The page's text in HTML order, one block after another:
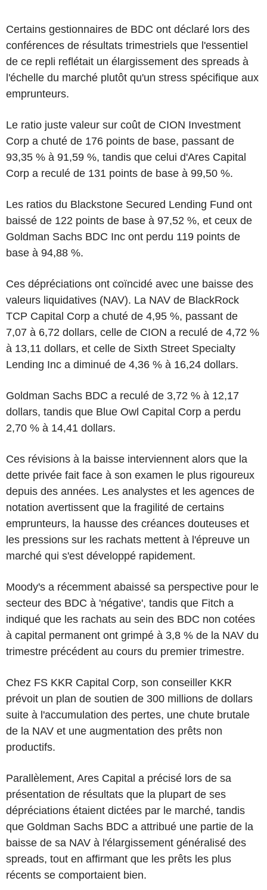
Certains gestionnaires de BDC ont déclaré lors des
conférences de résultats trimestriels que l'essentiel
de ce repli reflétait un élargissement des spreads à
l'échelle du marché plutôt qu'un stress spécifique aux
emprunteurs.
Le ratio juste valeur sur coût de CION Investment
Corp a chuté de 176 points de base, passant de
93,35 % à 91,59 %, tandis que celui d'Ares Capital
Corp a reculé de 131 points de base à 99,50 %.
Les ratios du Blackstone Secured Lending Fund ont
baissé de 122 points de base à 97,52 %, et ceux de
Goldman Sachs BDC Inc ont perdu 119 points de
base à 94,88 %.
Ces dépréciations ont coïncidé avec une baisse des
valeurs liquidatives (NAV). La NAV de BlackRock
TCP Capital Corp a chuté de 4,95 %, passant de
7,07 à 6,72 dollars, celle de CION a reculé de 4,72 %
à 13,11 dollars, et celle de Sixth Street Specialty
Lending Inc a diminué de 4,36 % à 16,24 dollars.
Goldman Sachs BDC a reculé de 3,72 % à 12,17
dollars, tandis que Blue Owl Capital Corp a perdu
2,70 % à 14,41 dollars.
Ces révisions à la baisse interviennent alors que la
dette privée fait face à son examen le plus rigoureux
depuis des années. Les analystes et les agences de
notation avertissent que la fragilité de certains
emprunteurs, la hausse des créances douteuses et
les pressions sur les rachats mettent à l'épreuve un
marché qui s'est développé rapidement.
Moody's a récemment abaissé sa perspective pour le
secteur des BDC à 'négative', tandis que Fitch a
indiqué que les rachats au sein des BDC non cotées
à capital permanent ont grimpé à 3,8 % de la NAV du
trimestre précédent au cours du premier trimestre.
Chez FS KKR Capital Corp, son conseiller KKR
prévoit un plan de soutien de 300 millions de dollars
suite à l'accumulation des pertes, une chute brutale
de la NAV et une augmentation des prêts non
productifs.
Parallèlement, Ares Capital a précisé lors de sa
présentation de résultats que la plupart de ses
dépréciations étaient dictées par le marché, tandis
que Goldman Sachs BDC a attribué une partie de la
baisse de sa NAV à l'élargissement généralisé des
spreads, tout en affirmant que les prêts les plus
récents se comportaient bien.